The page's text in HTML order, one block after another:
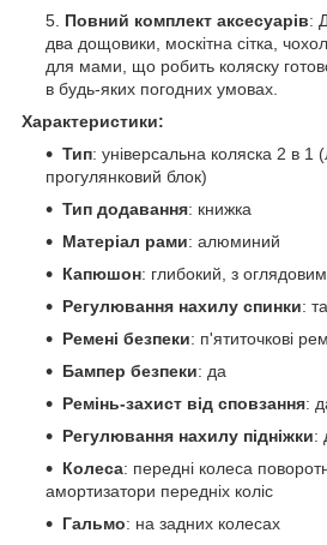
Повний комплект аксесуарів:
два дощовики, москітна сітка,
для мами, що робить коляску
в будь-яких погодних умовах.
Характеристики:
Тип: універсальна коляска 2 в 1
прогулянковий блок)
Тип додавання: книжка
Матеріал рами: алюминий
Капюшон: глибокий, з
Регулювання нахилу спинки:
Ремені безпеки: п'ятиточкові
Бампер безпеки: да
Ремінь-захист від сповзання:
Регулювання нахилу підніжки:
Колеса: передні колеса
амортизатори передніх коліс
Гальмо: на задних колесах